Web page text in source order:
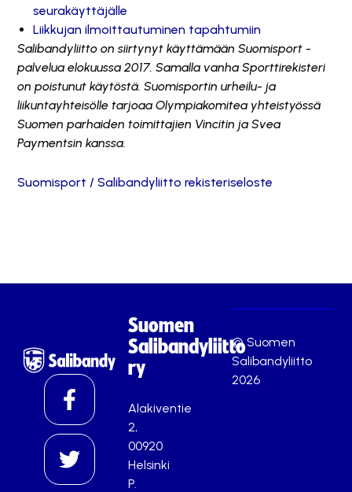
seurakäyttäjälle
Liikkujan ilmoittautuminen tapahtumiin
Salibandyliitto on siirtynyt käyttämään Suomisport -
palvelua elokuussa 2017. Samalla vanha Sporttirekisteri
on poistunut käytöstä. Suomisportin urheilu- ja
liikuntayhteisölle tarjoaa Olympiakomitea yhteistyössä
Suomen parhaiden toimittajien Vincitin ja Svea
Paymentsin kanssa.
Suomisport / Salibandyliitto rekisteriseloste
Suomen
Salibandyliitto
ry
Alakiventie
2,
00920
Helsinki
P.
© Suomen
Salibandyliitto
2026